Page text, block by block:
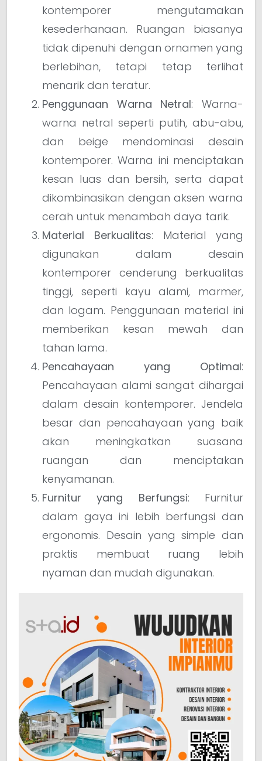
kontemporer mengutamakan
kesederhanaan. Ruangan biasanya
tidak dipenuhi dengan ornamen yang
berlebihan, tetapi tetap terlihat
menarik dan teratur.
Penggunaan Warna Netral: Warna-
warna netral seperti putih, abu-abu,
dan beige mendominasi desain
kontemporer. Warna ini menciptakan
kesan luas dan bersih, serta dapat
dikombinasikan dengan aksen warna
cerah untuk menambah daya tarik.
Material Berkualitas: Material yang
digunakan dalam desain
kontemporer cenderung berkualitas
tinggi, seperti kayu alami, marmer,
dan logam. Penggunaan material ini
memberikan kesan mewah dan
tahan lama.
Pencahayaan yang Optimal:
Pencahayaan alami sangat dihargai
dalam desain kontemporer. Jendela
besar dan pencahayaan yang baik
akan meningkatkan suasana
ruangan dan menciptakan
kenyamanan.
Furnitur yang Berfungsi: Furnitur
dalam gaya ini lebih berfungsi dan
ergonomis. Desain yang simple dan
praktis membuat ruang lebih
nyaman dan mudah digunakan.